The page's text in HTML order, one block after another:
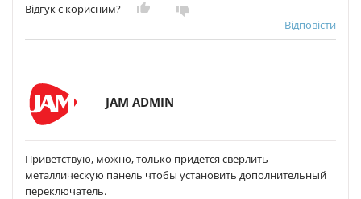
Відгук є корисним?
Відповісти
JAM ADMIN
Приветствую, можно, только придется сверлить
металлическую панель чтобы установить дополнительный
переключатель.